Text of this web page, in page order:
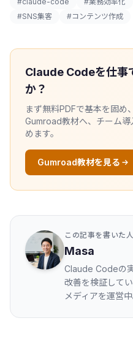
#SNS集客
#コンテンツ作成
Claude Codeを仕事
か？
まず無料PDFで基本を固め
Gumroad教材へ、チーム
めます。
Gumroad教材を見る
この記事を書いた人
Masa
Claude Codeの
改善を検証して
メディアを運営中